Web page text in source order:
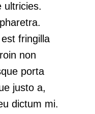
ultricies.
fringilla
non
porta
justo a,
dictum mi.